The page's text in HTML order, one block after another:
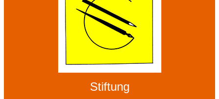
Stiftung